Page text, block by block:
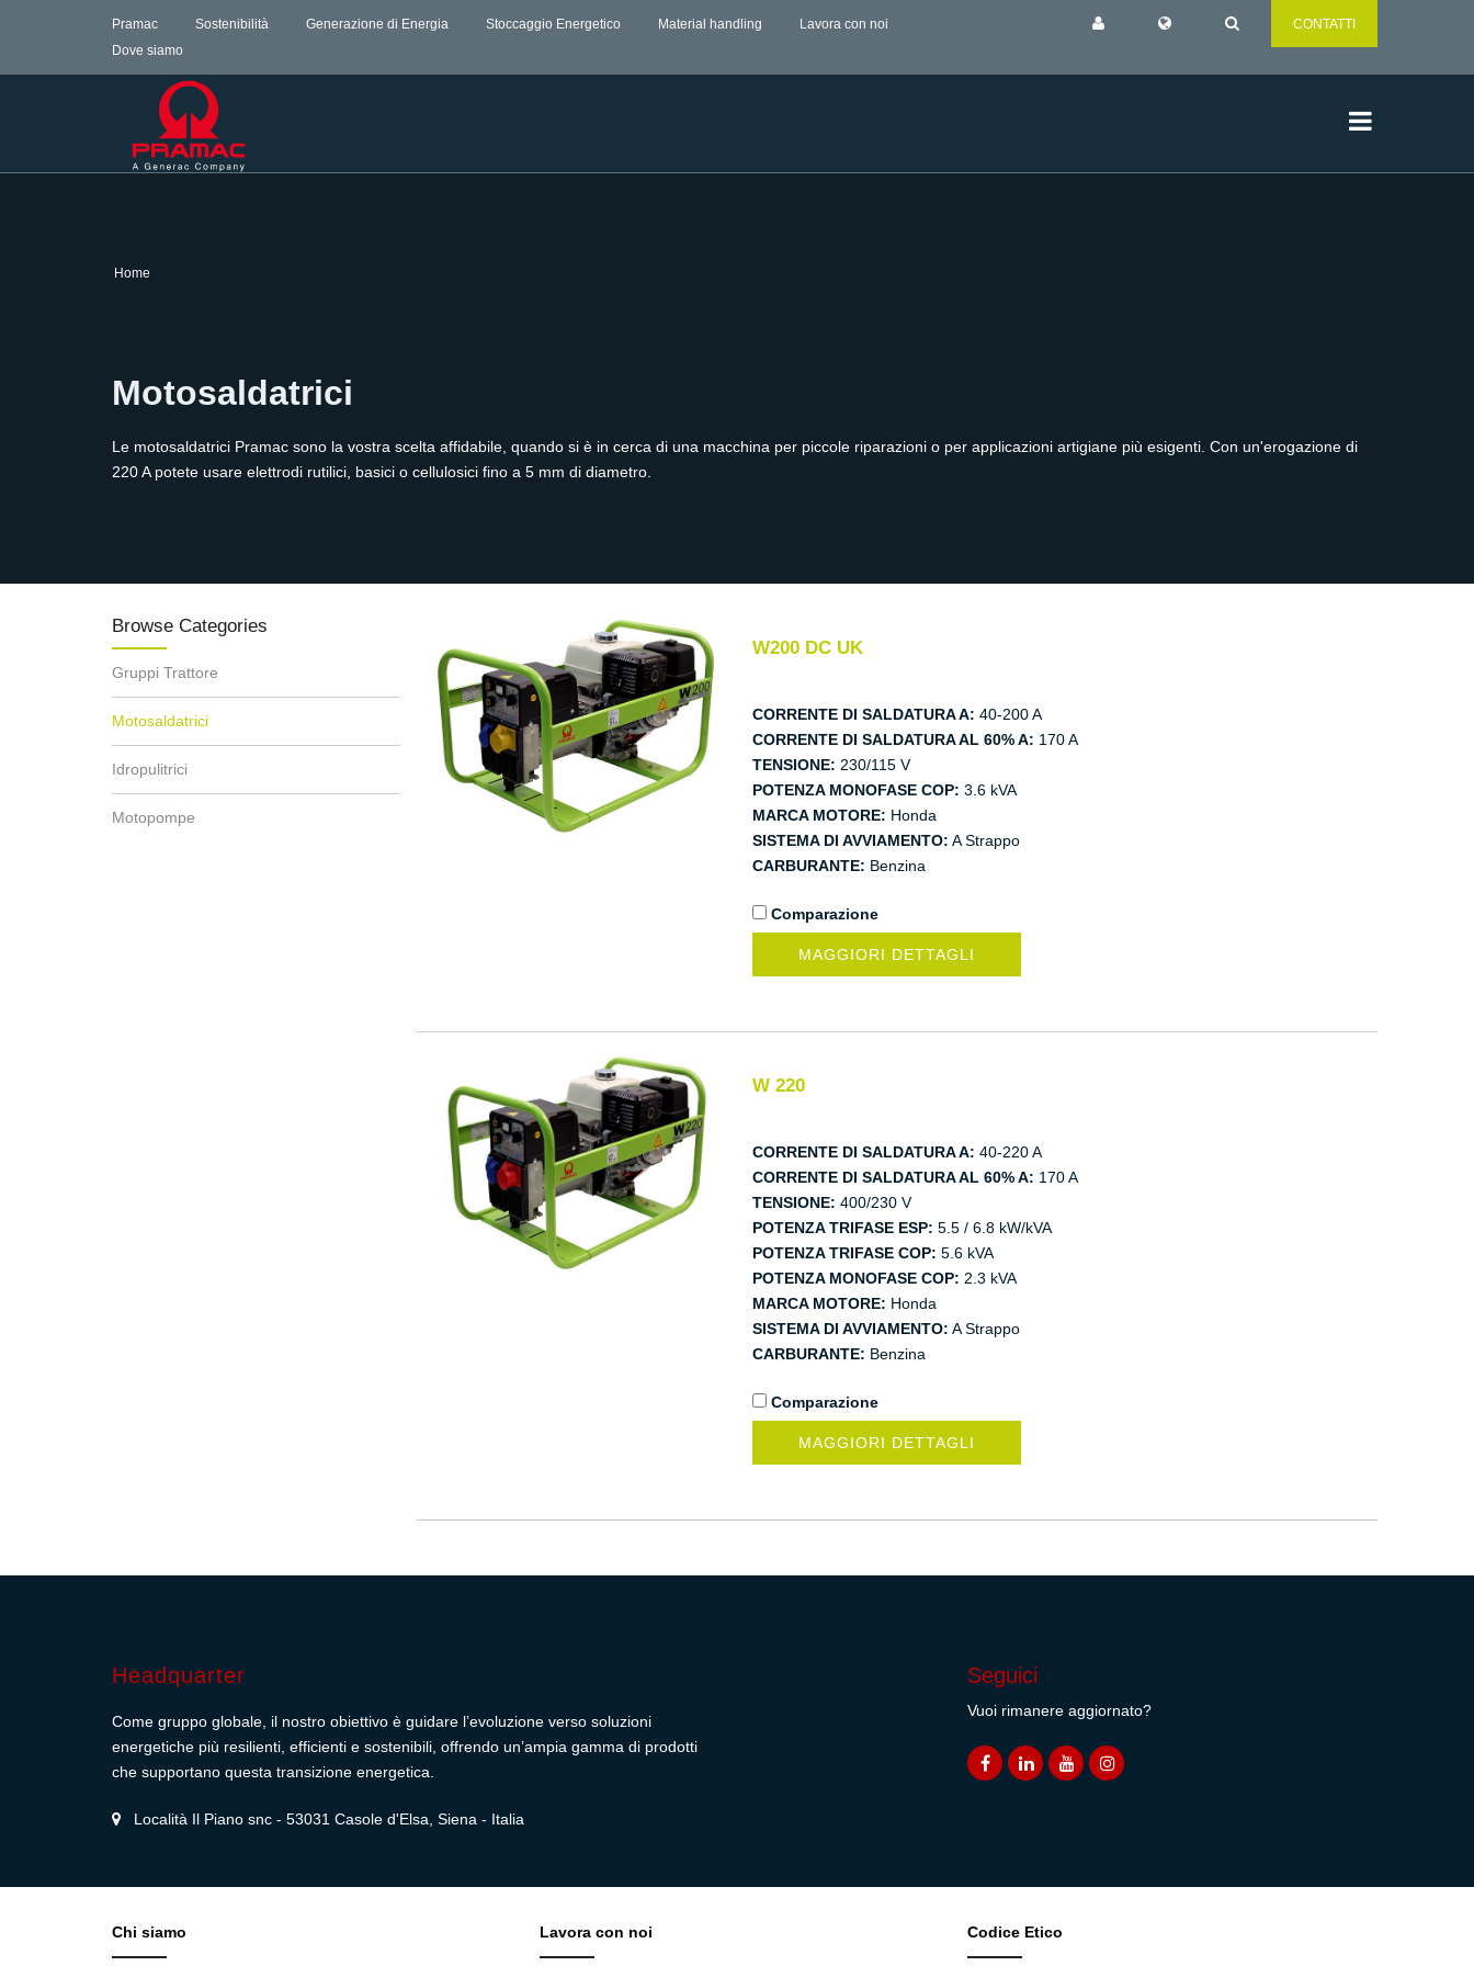
Pramac Sostenibilità Generazione di Energia Stoccaggio Energetico Material handling
Lavora con noi
Dove siamo
CONTATTI
Home
Motosaldatrici
Le motosaldatrici Pramac sono la vostra scelta affidabile, quando si è in cerca di una macchina per piccole riparazioni o per applicazioni artigiane più esigenti. Con un'erogazione di
220 A potete usare elettrodi rutilici, basici o cellulosici fino a 5 mm di diametro.
Browse Categories
Gruppi Trattore
Motosaldatrici
Idropulitrici
Motopompe
W200 DC UK
CORRENTE DI SALDATURA A: 40-200 A
CORRENTE DI SALDATURA AL 60% A: 170 A
TENSIONE: 230/115 V
POTENZA MONOFASE COP: 3.6 kVA
MARCA MOTORE: Honda
SISTEMA DI AVVIAMENTO: A Strappo
CARBURANTE: Benzina
Comparazione
MAGGIORI DETTAGLI
W 220
CORRENTE DI SALDATURA A: 40-220 A
CORRENTE DI SALDATURA AL 60% A: 170 A
TENSIONE: 400/230 V
POTENZA TRIFASE ESP: 5.5 / 6.8 kW/kVA
POTENZA TRIFASE COP: 5.6 kVA
POTENZA MONOFASE COP: 2.3 kVA
MARCA MOTORE: Honda
SISTEMA DI AVVIAMENTO: A Strappo
CARBURANTE: Benzina
Comparazione
MAGGIORI DETTAGLI
Headquarter
Come gruppo globale, il nostro obiettivo è guidare l’evoluzione verso soluzioni
energetiche più resilienti, efficienti e sostenibili, offrendo un’ampia gamma di prodotti
che supportano questa transizione energetica.
Località Il Piano snc - 53031 Casole d'Elsa, Siena - Italia
Seguici
Vuoi rimanere aggiornato?
Chi siamo Lavora con noi Codice Etico